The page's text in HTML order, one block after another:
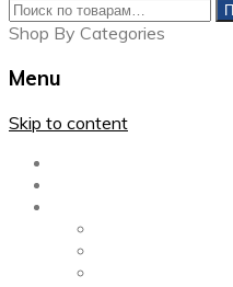
Shop By Categories
Menu
Skip to content